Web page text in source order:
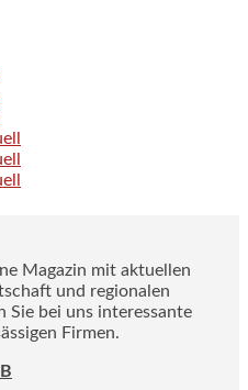
Magazin mit aktuellen
und regionalen
Sie bei uns interessante
Firmen.